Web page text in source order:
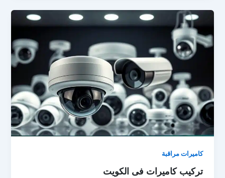
كاميرات مراقبة
تركيب كاميرات فى الكويت